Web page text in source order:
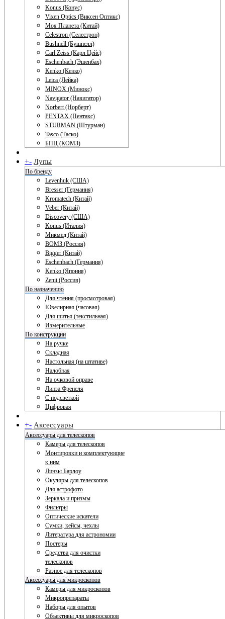
Konus (Конус)
Vixen Optics (Виксен Оптикс)
Моя Планета (Китай)
Celestron (Селестрон)
Bushnell (Бушнелл)
Carl Zeiss (Карл Цейс)
Eschenbach (Эшенбах)
Kenko (Кенко)
Leica (Лейка)
MINOX (Минокс)
Navigator (Навигатор)
Norbert (Норберт)
PENTAX (Пентакс)
STURMAN (Штурман)
Tasco (Таско)
БПЦ (КОМЗ)
+- Лупы
По бренду
Levenhuk (США)
Bresser (Германия)
Kromatech (Китай)
Veber (Китай)
Discovery (США)
Konus (Италия)
Микмед (Китай)
ВОМЗ (Россия)
Bigger (Китай)
Eschenbach (Германия)
Kenko (Япония)
Zenit (Россия)
По назначению
Для чтения (просмотровая)
Ювелирная (часовая)
Для шитья (текстильная)
Измерительные
По конструкции
На ручке
Складная
Настольная (на штативе)
Налобная
На очковой оправе
Линза Френеля
С подсветкой
Цифровая
+- Аксессуары
Аксессуары для телескопов
Камеры для телескопов
Монтировки и комплектующие
к ним
Линзы Барлоу
Окуляры для телескопов
Для астрофото
Зеркала и призмы
Фильтры
Оптические искатели
Сумки, кейсы, чехлы
Литература для астрономии
Постеры
Средства для очистки
телескопов
Разное для телескопов
Аксессуары для микроскопов
Камеры для микроскопов
Микропрепараты
Наборы для опытов
Объективы для микроскопов